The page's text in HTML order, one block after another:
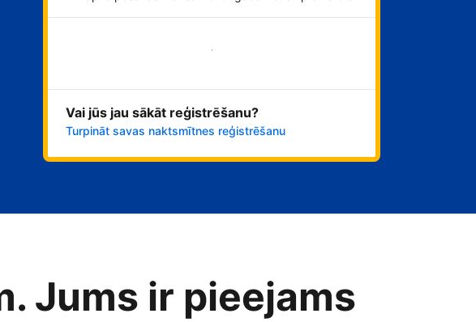
Sāciet tūlīt!
Vai jūs jau sākāt reģistrēšanu?
Turpināt savas naktsmītnes reģistrēšanu
Jums ir pieejams